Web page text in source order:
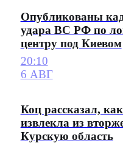
Опубликованы
удара ВС РФ по
центру под Киевом
20:10
6 АВГ
Коц рассказал,
извлекла из
Курскую область